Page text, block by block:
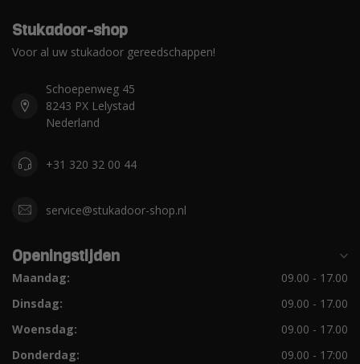
Stukadoor-shop
Voor al uw stukadoor gereedschappen!
Schoepenweg 45
8243 PX Lelystad
Nederland
+31 320 32 00 44
service@stukadoor-shop.nl
Openingstijden
Maandag:
09.00 - 17.00
Dinsdag:
09.00 - 17.00
Woensdag:
09.00 - 17.00
Donderdag:
09.00 - 17:00